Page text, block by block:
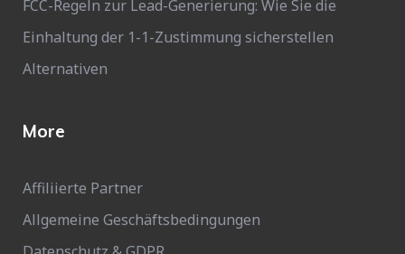
FCC-Regeln zur Lead-Generierung: Wie Sie die
Einhaltung der 1-1-Zustimmung sicherstellen
Alternativen
More
Affiliierte Partner
Allgemeine Geschäftsbedingungen